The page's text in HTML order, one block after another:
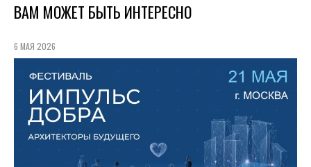
ВАМ МОЖЕТ БЫТЬ ИНТЕРЕСНО
6 МАЯ 2026